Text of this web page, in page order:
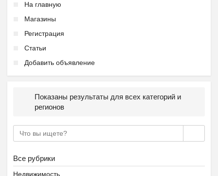
На главную
Магазины
Регистрация
Статьи
Добавить объявление
Показаны результаты для всех категорий и
регионов
Все рубрики
Недвижимость